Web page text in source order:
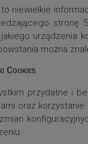
niewielkie
stronę
urządzenia
można
Cookies
przydatne i
oraz